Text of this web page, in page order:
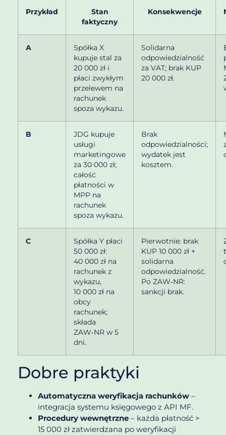
Przykład
Stan
faktyczny
Konsekwencje
A
Spółka X
kupuje stal za
20 000 zł i
płaci zwykłym
przelewem na
rachunek
spoza wykazu.
Solidarna
odpowiedzialność
za VAT; brak KUP
20 000 zł.
B
JDG kupuje
usługi
marketingowe
za 30 000 zł;
całość
płatności w
MPP na
rachunek
spoza wykazu.
Brak
odpowiedzialności;
wydatek jest
kosztem.
C
Spółka Y płaci
50 000 zł:
40 000 zł na
rachunek z
wykazu,
10 000 zł na
obcy
rachunek;
składa
ZAW‑NR w 5
dni.
Pierwotnie: brak
KUP 10 000 zł +
solidarna
odpowiedzialność.
Po ZAW‑NR:
sankcji brak.
Dobre praktyki
Automatyczna weryfikacja rachunków –
integracja systemu księgowego z API MF.
Procedury wewnętrzne – każda płatność >
15 000 zł zatwierdzana po weryfikacji